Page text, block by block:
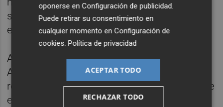
se ha convertido en el lenguaje de las
empresas con futuro.
Al buscar la palabraSostenibilidad
Academia de la Lengua Española (RAE), nos
remite al término embrionarioSostenible,
que
en su segunda acepción define dicha
oponerse enConfiguración de publicidad
Puede retirar su consentimiento en
cualquier momento enConfiguración de
cookies .Política de privacidad
ACEPTAR TODO
RECHAZAR TODO